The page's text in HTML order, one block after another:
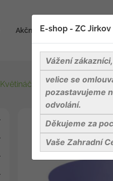
Akční zboží Blog
Květináče, obaly na květináče
E-shop - ZC Jirkov
Vážení zákazníci,
velice se
pozastavujeme
odvolání.
Děkujeme za
Vaše Zahradní